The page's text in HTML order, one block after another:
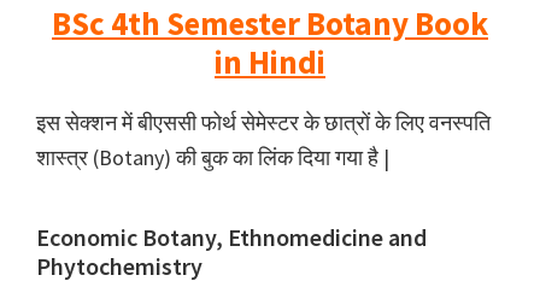
BSc 4th Semester Botany Book
in Hindi
इस सेक्शन में बीएससी फोर्थ सेमेस्टर के छात्रों के लिए वनस्पति
शास्त्र (Botany) की बुक का लिंक दिया गया है |
Economic Botany, Ethnomedicine and
Phytochemistry